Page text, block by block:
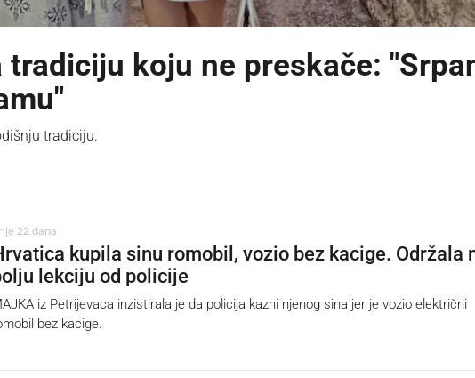
koju ne preskače:
tradiciju.
22 dana
kupila sinu romobil, vozio bez kacige. Održala
lekciju od policije
iz Petrijevaca inzistirala je da policija kazni njenog sina jer je vozio električni
bez kacige.